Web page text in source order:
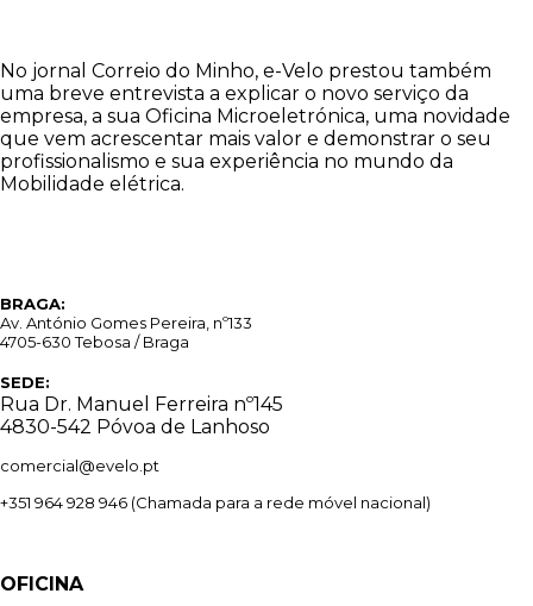
No jornal Correio do Minho, e-Velo prestou também
uma breve entrevista a explicar o novo serviço da
empresa, a sua Oficina Microeletrónica, uma novidade
que vem acrescentar mais valor e demonstrar o seu
profissionalismo e sua experiência no mundo da
Mobilidade elétrica.
BRAGA:
Av. António Gomes Pereira, nº133
4705-630 Tebosa / Braga
SEDE:
Rua Dr. Manuel Ferreira nº145
4830-542 Póvoa de Lanhoso
comercial@evelo.pt
+351 964 928 946 (Chamada para a rede móvel nacional)
OFICINA